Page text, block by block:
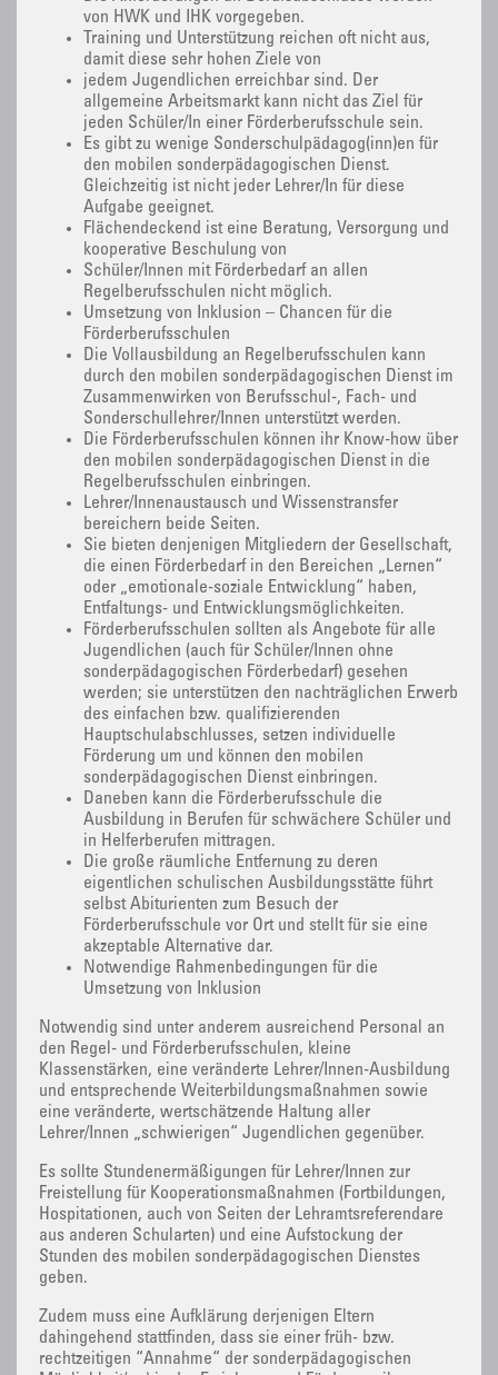
von HWK und IHK vorgegeben.
Training und Unterstützung reichen oft nicht aus,
damit diese sehr hohen Ziele von
jedem Jugendlichen erreichbar sind. Der
allgemeine Arbeitsmarkt kann nicht das Ziel für
jeden Schüler/In einer Förderberufsschule sein.
Es gibt zu wenige Sonderschulpädagog(inn)en für
den mobilen sonderpädagogischen Dienst.
Gleichzeitig ist nicht jeder Lehrer/In für diese
Aufgabe geeignet.
Flächendeckend ist eine Beratung, Versorgung und
kooperative Beschulung von
Schüler/Innen mit Förderbedarf an allen
Regelberufsschulen nicht möglich.
Umsetzung von Inklusion – Chancen für die
Förderberufsschulen
Die Vollausbildung an Regelberufsschulen kann
durch den mobilen sonderpädagogischen Dienst im
Zusammenwirken von Berufsschul-, Fach- und
Sonderschullehrer/Innen unterstützt werden.
Die Förderberufsschulen können ihr Know-how über
den mobilen sonderpädagogischen Dienst in die
Regelberufsschulen einbringen.
Lehrer/Innenaustausch und Wissenstransfer
bereichern beide Seiten.
Sie bieten denjenigen Mitgliedern der Gesellschaft,
die einen Förderbedarf in den Bereichen „Lernen“
oder „emotionale-soziale Entwicklung“ haben,
Entfaltungs- und Entwicklungsmöglichkeiten.
Förderberufsschulen sollten als Angebote für alle
Jugendlichen (auch für Schüler/Innen ohne
sonderpädagogischen Förderbedarf) gesehen
werden; sie unterstützen den nachträglichen Erwerb
des einfachen bzw. qualifizierenden
Hauptschulabschlusses, setzen individuelle
Förderung um und können den mobilen
sonderpädagogischen Dienst einbringen.
Daneben kann die Förderberufsschule die
Ausbildung in Berufen für schwächere Schüler und
in Helferberufen mittragen.
Die große räumliche Entfernung zu deren
eigentlichen schulischen Ausbildungsstätte führt
selbst Abiturienten zum Besuch der
Förderberufsschule vor Ort und stellt für sie eine
akzeptable Alternative dar.
Notwendige Rahmenbedingungen für die
Umsetzung von Inklusion
Notwendig sind unter anderem ausreichend Personal an
den Regel- und Förderberufsschulen, kleine
Klassenstärken, eine veränderte Lehrer/Innen-Ausbildung
und entsprechende Weiterbildungsmaßnahmen sowie
eine veränderte, wertschätzende Haltung aller
Lehrer/Innen „schwierigen“ Jugendlichen gegenüber.
Es sollte Stundenermäßigungen für Lehrer/Innen zur
Freistellung für Kooperationsmaßnahmen (Fortbildungen,
Hospitationen, auch von Seiten der Lehramtsreferendare
aus anderen Schularten) und eine Aufstockung der
Stunden des mobilen sonderpädagogischen Dienstes
geben.
Zudem muss eine Aufklärung derjenigen Eltern
dahingehend stattfinden, dass sie einer früh- bzw.
rechtzeitigen “Annahme“ der sonderpädagogischen